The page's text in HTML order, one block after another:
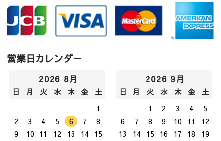
営業日カレンダー
2026 8月
日 月 火 水 木 金
土
1
2
3 4 5 6 7
8
9
10 11 12 13 14
15
2026 9月
日 月 火 水 木 金
土
1
2 3 4
5
6
7 8 9 10 11
12
13
14 15 16 17 18
19